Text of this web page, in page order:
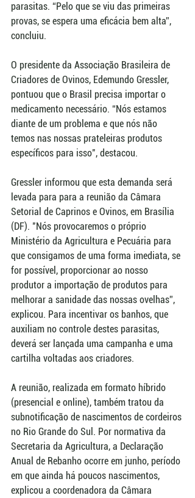
parasitas. “Pelo que se viu das primeiras
provas, se espera uma eficácia bem alta”,
concluiu.
O presidente da Associação Brasileira de
Criadores de Ovinos, Edemundo Gressler,
pontuou que o Brasil precisa importar o
medicamento necessário. “Nós estamos
diante de um problema e que nós não
temos nas nossas prateleiras produtos
específicos para isso", destacou.
Gressler informou que esta demanda será
levada para para a reunião da Câmara
Setorial de Caprinos e Ovinos, em Brasília
(DF). "Nós provocaremos o próprio
Ministério da Agricultura e Pecuária para
que consigamos de uma forma imediata, se
for possível, proporcionar ao nosso
produtor a importação de produtos para
melhorar a sanidade das nossas ovelhas”,
explicou. Para incentivar os banhos, que
auxiliam no controle destes parasitas,
deverá ser lançada uma campanha e uma
cartilha voltadas aos criadores.
A reunião, realizada em formato híbrido
(presencial e online), também tratou da
subnotificação de nascimentos de cordeiros
no Rio Grande do Sul. Por normativa da
Secretaria da Agricultura, a Declaração
Anual de Rebanho ocorre em junho, período
em que ainda há poucos nascimentos,
explicou a coordenadora da Câmara